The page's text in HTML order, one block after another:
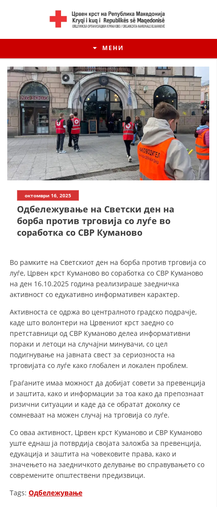
МЕНИ
ИСТОРИЈАТ НА ЦКРМ
ИСТОРИЈАТ НА ДВИЖЕЊЕТО
СТРУКТУРА И ОРГАНИЗАЦИОНА ПОСТАВЕНОСТ – ОПШТИНСКА
ОРГАНИЗАЦИЈА КУМАНОВО
ЗАКОН ЗА ЦКРМ
ОРГАНИЗАЦИЈА И РАЗВОЈ
РАКОВОДЕН ОДБОР
СТРУКТУРА И ОРГАНИЗАЦИОНА ПОСТАВЕНОСТ
ДИСЕМИНАЦИЈА
MЕЃУНАРОДНО ХУМАНИТАРНО ПРАВО
октомври 16, 2025
Одбележување на Светски ден на
борба против трговија со луѓе во
соработка со СВР Куманово
Во рамките на Светскиот ден на борба против трговија со
луѓе, Црвен крст Куманово во соработка со СВР Куманово
на ден 16.10.2025 година реализираше заедничка
активност со едукативно информативен карактер.
Активноста се одржа во централното градско подрачје,
каде што волонтери на Црвениот крст заедно со
претставници од СВР Куманово делеа информативни
пораки и летоци на случајни минувачи, со цел
подигнување на јавната свест за сериозноста на
трговијата со луѓе како глобален и локален проблем.
Граѓаните имаа можност да добијат совети за превенција
и заштита, како и информации за тоа како да препознаат
ризични ситуации и каде да се обратат доколку се
сомневаат на можен случај на трговија со луѓе.
Со оваа активност, Црвен крст Куманово и СВР Куманово
уште еднаш ја потврдија својата заложба за превенција,
едукација и заштита на човековите права, како и
значењето на заедничкото делување во справувањето со
современите општествени предизвици.
Tags: Одбележување